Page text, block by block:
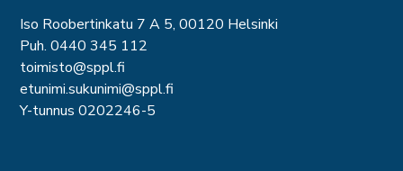
Iso Roobertinkatu 7 A 5, 00120 Helsinki
Puh. 0440 345 112
toimisto@sppl.fi
etunimi.sukunimi@sppl.fi
Y-tunnus 0202246-5